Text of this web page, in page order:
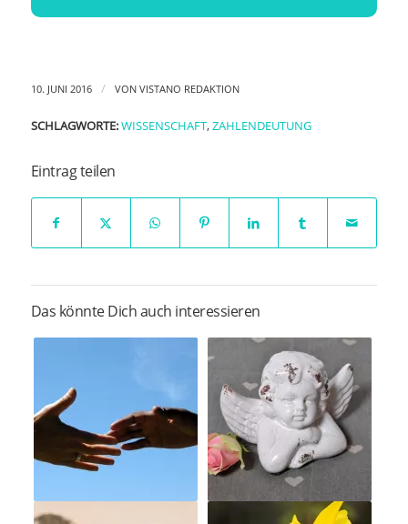
10. JUNI 2016 / VON VISTANO REDAKTION
SCHLAGWORTE: WISSENSCHAFT,ZAHLENDEUTUNG
Eintrag teilen
Das könnte Dich auch interessieren